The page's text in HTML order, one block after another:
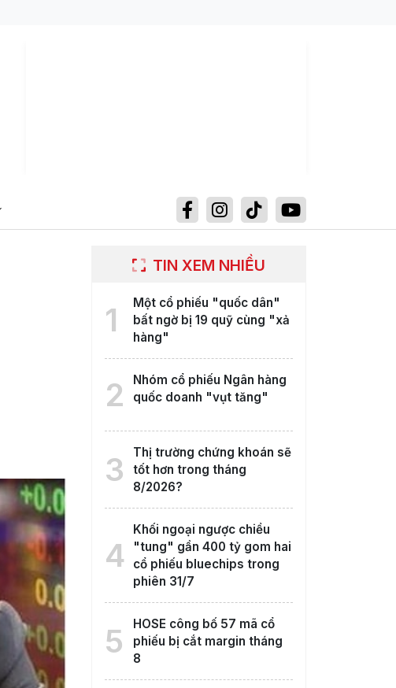
TIN XEM NHIỀU
1
Một cổ phiếu "quốc dân"
bất ngờ bị 19 quỹ cùng "xả
hàng"
2
Nhóm cổ phiếu Ngân hàng
quốc doanh "vụt tăng"
3
Thị trường chứng khoán sẽ
tốt hơn trong tháng
8/2026?
4
Khối ngoại ngược chiều
"tung" gần 400 tỷ gom hai
cổ phiếu bluechips trong
phiên 31/7
5
HOSE công bố 57 mã cổ
phiếu bị cắt margin tháng
8